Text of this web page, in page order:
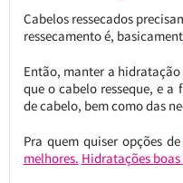
Cabelos ressecados
ressecamento é,
Então, manter a
que o cabelo resseque, e
de cabelo, bem como das
Pra quem quiser opções de
melhores. Hidratações